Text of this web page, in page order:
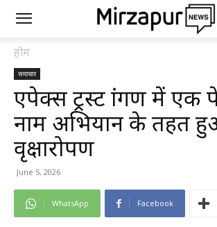
होम
समाचार
एपेक्स ट्रस्ट प्रांगण में
नाम अभियान के तहत
वृक्षारोपण
June 5, 2026
WhatsApp Facebook